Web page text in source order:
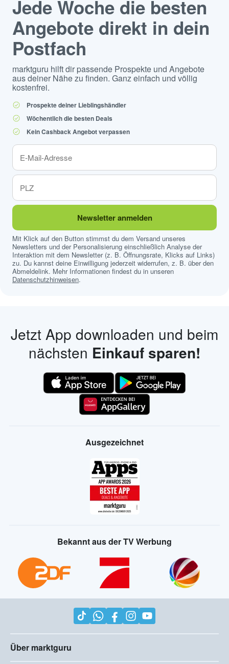
Jede Woche die besten
Angebote direkt in dein
Postfach
marktguru hilft dir passende Prospekte und Angebote
aus deiner Nähe zu finden. Ganz einfach und völlig
kostenfrei.
Prospekte deiner Lieblingshändler
Wöchentlich die besten Deals
Kein Cashback Angebot verpassen
Newsletter anmelden
Mit Klick auf den Button stimmst du dem Versand unseres
Newsletters und der Personalisierung einschließlich Analyse der
Interaktion mit dem Newsletter (z. B. Öffnungsrate, Klicks auf Links)
zu. Du kannst deine Einwilligung jederzeit widerrufen, z. B. über den
Abmeldelink. Mehr Informationen findest du in unseren
Datenschutzhinweisen.
Jetzt App downloaden und beim
nächsten Einkauf sparen!
Ausgezeichnet
Bekannt aus der TV Werbung
Über marktguru